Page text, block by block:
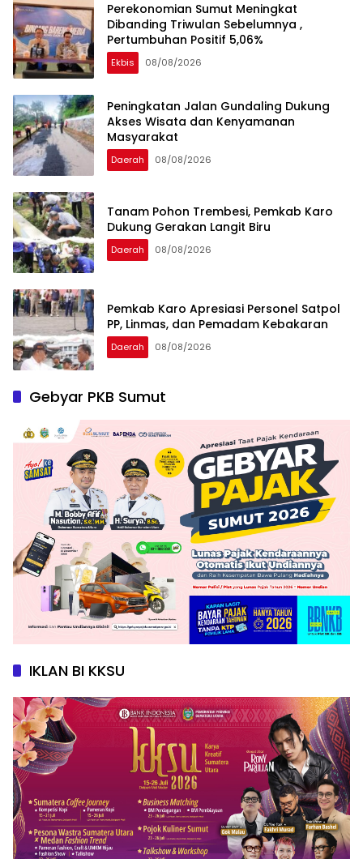
Perekonomian Sumut Meningkat
Dibanding Triwulan Sebelumnya ,
Pertumbuhan Positif 5,06%
Ekbis 08/08/2026
Peningkatan Jalan Gundaling Dukung
Akses Wisata dan Kenyamanan
Masyarakat
Daerah 08/08/2026
Tanam Pohon Trembesi, Pemkab Karo
Dukung Gerakan Langit Biru
Daerah 08/08/2026
Pemkab Karo Apresiasi Personel Satpol
PP, Linmas, dan Pemadam Kebakaran
Daerah 08/08/2026
Gebyar PKB Sumut
IKLAN BI KKSU